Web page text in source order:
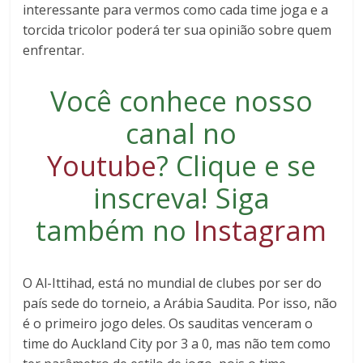
interessante para vermos como cada time joga e a
torcida tricolor poderá ter sua opinião sobre quem
enfrentar.
Você conhece nosso
canal no
Youtube? Clique e se
inscreva! Siga
também no Instagram
O Al-Ittihad, está no mundial de clubes por ser do
país sede do torneio, a Arábia Saudita. Por isso, não
é o primeiro jogo deles. Os sauditas venceram o
time do Auckland City por 3 a 0, mas não tem como